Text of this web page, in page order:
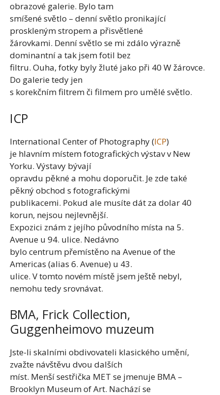
obrazové galerie. Bylo tam
smíšené světlo – denní světlo pronikající
proskleným stropem a přisvětlené
žárovkami. Denní světlo se mi zdálo výrazně
dominantní a tak jsem fotil bez
filtru. Ouha, fotky byly žluté jako při 40 W žárovce.
Do galerie tedy jen
s korekčním filtrem či filmem pro umělé světlo.
ICP
International Center of Photography (ICP)
je hlavním místem fotografických výstav v New
Yorku. Výstavy bývají
opravdu pěkné a mohu doporučit. Je zde také
pěkný obchod s fotografickými
publikacemi. Pokud ale musíte dát za dolar 40
korun, nejsou nejlevnější.
Expozici znám z jejího původního místa na 5.
Avenue u 94. ulice. Nedávno
bylo centrum přemístěno na Avenue of the
Americas (alias 6. Avenue) u 43.
ulice. V tomto novém místě jsem ještě nebyl,
nemohu tedy srovnávat.
BMA, Frick Collection,
Guggenheimovo muzeum
Jste-li skalními obdivovateli klasického umění,
zvažte návštěvu dvou dalších
míst. Menší sestřička MET se jmenuje BMA –
Brooklyn Museum of Art. Nachází se